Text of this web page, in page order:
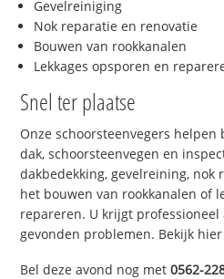
Gevelreiniging
Nok reparatie en renovatie
Bouwen van rookkanalen
Lekkages opsporen en
Snel ter plaatse
Onze schoorsteenvegers
dak, schoorsteenvegen en
dakbedekking, gevelreining, nok
het bouwen van rookkanalen of
repareren. U krijgt
gevonden problemen. Bekijk
Bel deze avond nog met0562-